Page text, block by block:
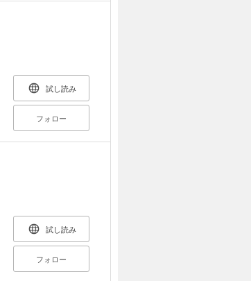
試し読み
フォロー
試し読み
フォロー